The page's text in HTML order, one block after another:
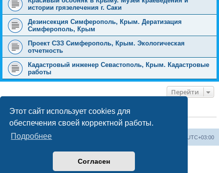
Этот сайт использует cookies для
обеспечения своей корректной работы.
Подробнее
Согласен
истории грязелечения г. Саки
Дезинсекция Симферополь, Крым. Дератизация
Симферополь, Крым
Проект СЗЗ Симферополь, Крым. Экологическая
отчетность
Кадастровый инженер Севастополь, Крым. Кадастровые
работы
Перейти
КТО СЕЙЧАС НА КОНФЕРЕНЦИИ
Сейчас этот форум просматривают:ClaudeBot [ИИ бот]и 2 гостя
Форум «Весь Крым» UTC+03:00
Создано на основе phpBB® Forum Software © phpBB Limited
Конфиденциальность